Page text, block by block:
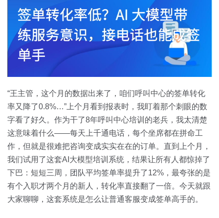
消费医疗
教育
房地产
金融
销售人员
销售管理
定价
资源中心
全部
白皮书
销售会话智能
预约演示
“王主管，这个月的数据出来了，咱们呼叫中心的签单转化
率又降了0.8%…”上个月看到报表时，我盯着那个刺眼的数
字看了好久。作为干了8年呼叫中心培训的老兵，我太清楚
这意味着什么——每天上千通电话，每个坐席都在拼命工
作，但就是很难把咨询变成实实在在的订单。直到上个月，
我们试用了这套AI大模型培训系统，结果让所有人都惊掉了
下巴：短短三周，团队平均签单率提升了12%，最夸张的是
有个入职才两个月的新人，转化率直接翻了一倍。今天就跟
大家聊聊，这套系统是怎么让普通客服变成签单高手的。